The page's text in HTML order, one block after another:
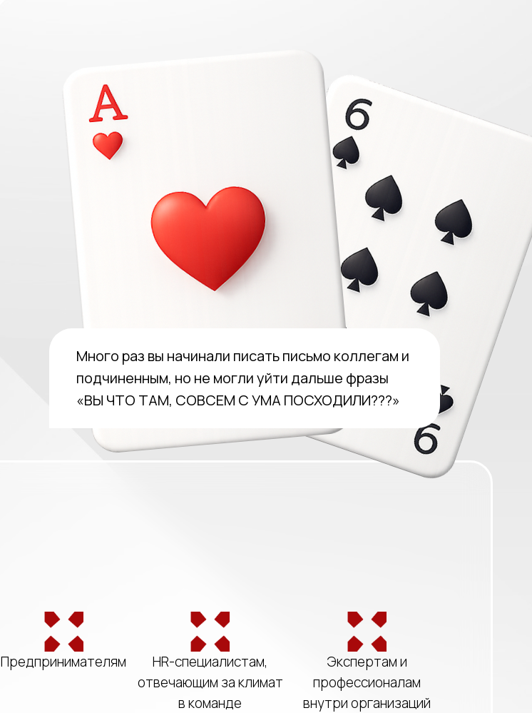
Предпринимателям
HR-специалистам,
отвечающим за климат
в команде
Экспертам и
профессионалам
внутри организаций
Много раз вы начинали писать письмо коллегам и
подчиненным, но не могли уйти дальше фразы
«ВЫ ЧТО ТАМ, СОВСЕМ С УМА ПОСХОДИЛИ???»